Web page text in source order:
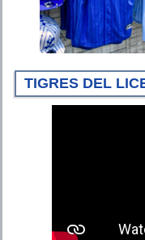
TIGRES DEL